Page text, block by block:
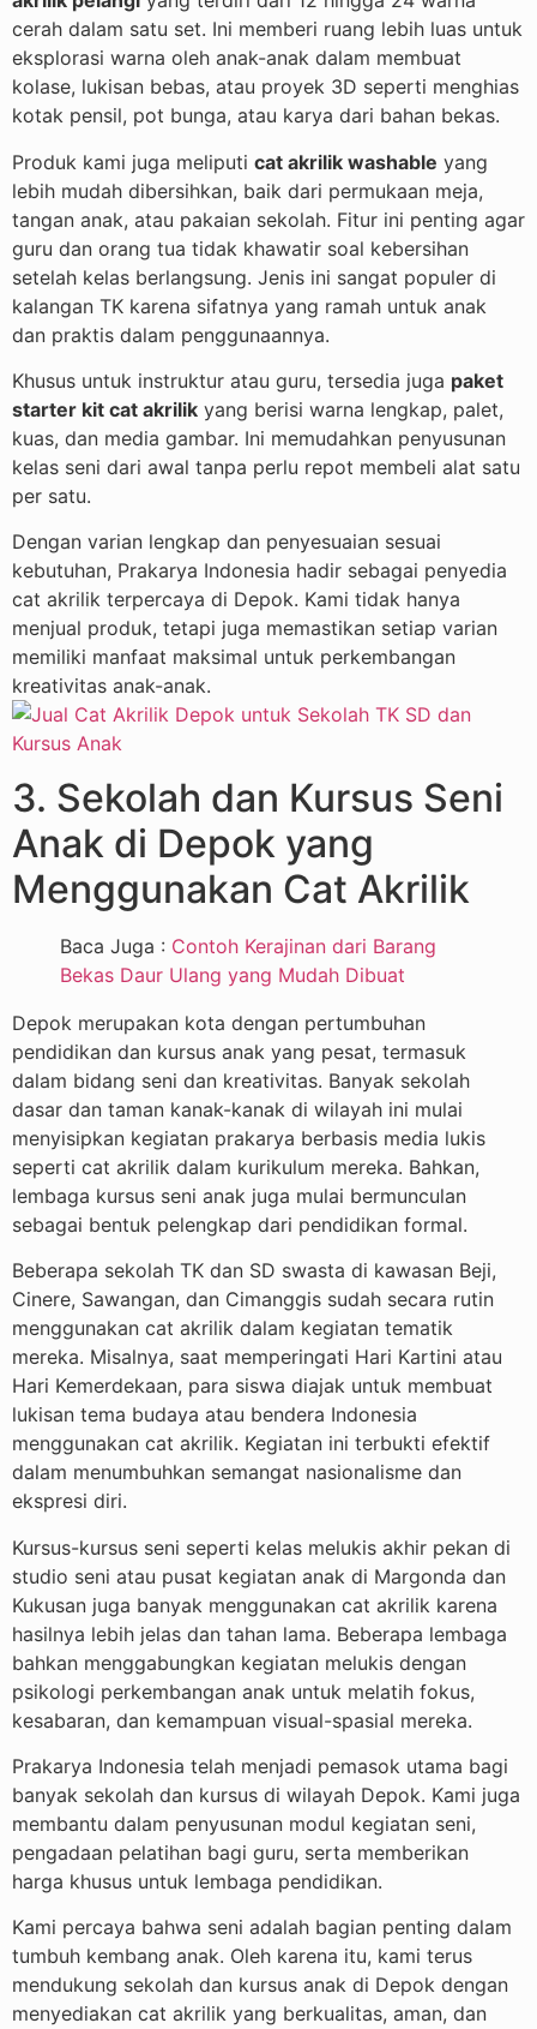
cerah dalam satu set. Ini memberi ruang lebih luas untuk
eksplorasi warna oleh anak-anak dalam membuat
kolase, lukisan bebas, atau proyek 3D seperti menghias
kotak pensil, pot bunga, atau karya dari bahan bekas.
Produk kami juga meliputi cat akrilik washable yang
lebih mudah dibersihkan, baik dari permukaan meja,
tangan anak, atau pakaian sekolah. Fitur ini penting agar
guru dan orang tua tidak khawatir soal kebersihan
setelah kelas berlangsung. Jenis ini sangat populer di
kalangan TK karena sifatnya yang ramah untuk anak
dan praktis dalam penggunaannya.
Khusus untuk instruktur atau guru, tersedia juga paket
starter kit cat akrilik yang berisi warna lengkap, palet,
kuas, dan media gambar. Ini memudahkan penyusunan
kelas seni dari awal tanpa perlu repot membeli alat satu
per satu.
Dengan varian lengkap dan penyesuaian sesuai
kebutuhan, Prakarya Indonesia hadir sebagai penyedia
cat akrilik terpercaya di Depok. Kami tidak hanya
menjual produk, tetapi juga memastikan setiap varian
memiliki manfaat maksimal untuk perkembangan
kreativitas anak-anak.
3. Sekolah dan Kursus Seni
Anak di Depok yang
Menggunakan Cat Akrilik
Baca Juga : Contoh Kerajinan dari Barang
Bekas Daur Ulang yang Mudah Dibuat
Depok merupakan kota dengan pertumbuhan
pendidikan dan kursus anak yang pesat, termasuk
dalam bidang seni dan kreativitas. Banyak sekolah
dasar dan taman kanak-kanak di wilayah ini mulai
menyisipkan kegiatan prakarya berbasis media lukis
seperti cat akrilik dalam kurikulum mereka. Bahkan,
lembaga kursus seni anak juga mulai bermunculan
sebagai bentuk pelengkap dari pendidikan formal.
Beberapa sekolah TK dan SD swasta di kawasan Beji,
Cinere, Sawangan, dan Cimanggis sudah secara rutin
menggunakan cat akrilik dalam kegiatan tematik
mereka. Misalnya, saat memperingati Hari Kartini atau
Hari Kemerdekaan, para siswa diajak untuk membuat
lukisan tema budaya atau bendera Indonesia
menggunakan cat akrilik. Kegiatan ini terbukti efektif
dalam menumbuhkan semangat nasionalisme dan
ekspresi diri.
Kursus-kursus seni seperti kelas melukis akhir pekan di
studio seni atau pusat kegiatan anak di Margonda dan
Kukusan juga banyak menggunakan cat akrilik karena
hasilnya lebih jelas dan tahan lama. Beberapa lembaga
bahkan menggabungkan kegiatan melukis dengan
psikologi perkembangan anak untuk melatih fokus,
kesabaran, dan kemampuan visual-spasial mereka.
Prakarya Indonesia telah menjadi pemasok utama bagi
banyak sekolah dan kursus di wilayah Depok. Kami juga
membantu dalam penyusunan modul kegiatan seni,
pengadaan pelatihan bagi guru, serta memberikan
harga khusus untuk lembaga pendidikan.
Kami percaya bahwa seni adalah bagian penting dalam
tumbuh kembang anak. Oleh karena itu, kami terus
mendukung sekolah dan kursus anak di Depok dengan
menyediakan cat akrilik yang berkualitas, aman, dan